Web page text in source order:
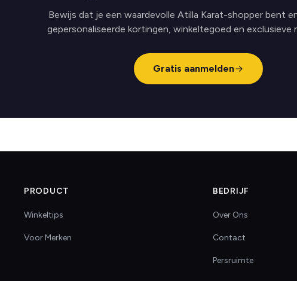
Bewijs dat je een waardevolle Atilla Karat-shopper bent
gepersonaliseerde kortingen, winkeltegoed en exclusieve
Gratis aanmelden
PRODUCT
Winkeltips
Voor Merken
BEDRIJF
Over Ons
Contact
Persruimte